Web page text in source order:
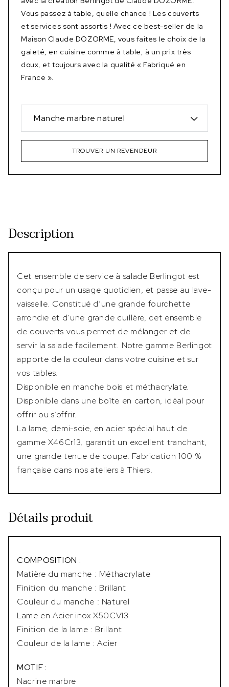
Vous passez à table, quelle chance ! Les couverts
et services sont assortis ! Avec ce best-seller de la
Maison Claude DOZORME, vous faites le choix de la
gaieté, en cuisine comme à table, à un prix très
doux, et toujours avec la qualité « Fabriqué en
France ».
Manche marbre naturel
TROUVER UN REVENDEUR
Description
Cet ensemble de service à salade Berlingot est
conçu pour un usage quotidien, et passe au lave-
vaisselle. Constitué d’une grande fourchette
arrondie et d’une grande cuillère, cet ensemble
de couverts vous permet de mélanger et de
servir la salade facilement. Notre gamme Berlingot
apporte de la couleur dans votre cuisine et sur
vos tables.
Disponible en manche bois et méthacrylate.
Disponible dans une boîte en carton, idéal pour
offrir ou s’offrir.
La lame, demi-soie, en acier spécial haut de
gamme X46Cr13, garantit un excellent tranchant,
une grande tenue de coupe. Fabrication 100 %
française dans nos ateliers à Thiers.
Détails produit
COMPOSITION :
Matière du manche : Méthacrylate
Finition du manche : Brillant
Couleur du manche : Naturel
Lame en Acier inox X50CV13
Finition de la lame : Brillant
Couleur de la lame : Acier
MOTIF :
Nacrine marbre